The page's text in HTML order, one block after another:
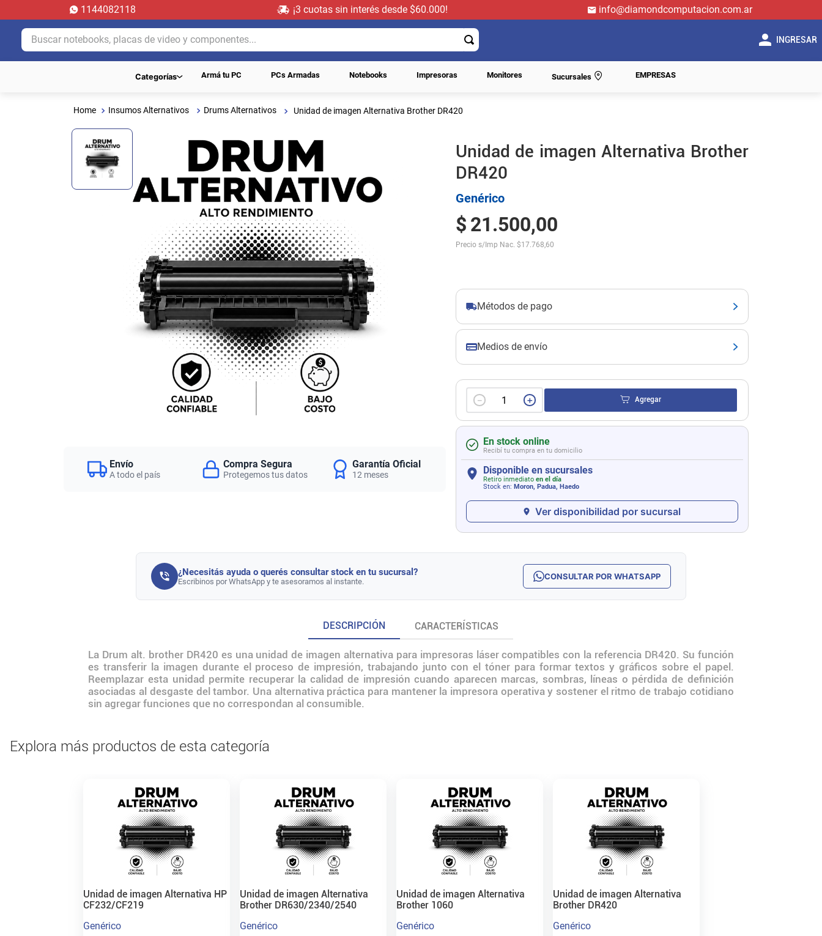
1144082118 ¡3 cuotas sin interés desde $60.000!
info@diamondcomputacion.com.ar
Buscar notebooks, placas de video y componentes...
INGRESAR
Categorías Armá tu PC PCs Armadas Notebooks Impresoras Monitores Sucursales EMPRESAS
Insumos Alternativos Drums Alternativos Unidad de imagen Alternativa Brother DR420
Envío
A todo el país
Compra Segura
Protegemos tus datos
Garantía Oficial
12 meses
Unidad de imagen Alternativa Brother
DR420
Genérico
$ 21.500,00
Precio s/Imp Nac. $17.768,60
Métodos de pago
Medios de envío
＋
－ Agregar
En stock online
Recibí tu compra en tu domicilio
Disponible en sucursales
Retiro inmediato en el día
Stock en: Moron, Padua, Haedo
Ver disponibilidad por sucursal
¿Necesitás ayuda o querés consultar stock en tu sucursal?
Escribinos por WhatsApp y te asesoramos al instante. CONSULTAR POR WHATSAPP
DESCRIPCIÓN CARACTERÍSTICAS
La Drum alt. brother DR420 es una unidad de imagen alternativa para impresoras láser compatibles con la referencia DR420. Su función
es transferir la imagen durante el proceso de impresión, trabajando junto con el tóner para formar textos y gráficos sobre el papel.
Reemplazar esta unidad permite recuperar la calidad de impresión cuando aparecen marcas, sombras, líneas o pérdida de definición
asociadas al desgaste del tambor. Una alternativa práctica para mantener la impresora operativa y sostener el ritmo de trabajo cotidiano
sin agregar funciones que no correspondan al consumible.
Explora más productos de esta categoría
Unidad de imagen Alternativa HP
CF232/CF219
Genérico
Unidad de imagen Alternativa
Brother DR630/2340/2540
Genérico
Unidad de imagen Alternativa
Brother 1060
Genérico
Unidad de imagen Alternativa
Brother DR420
Genérico